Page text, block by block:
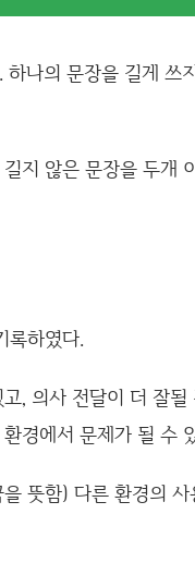
나의 문장을 길게 쓰
지 않은 문장을 두개
록하였다.
, 의사 전달이 더 잘
경에서 문제가 될 수
뜻함) 다른 환경의